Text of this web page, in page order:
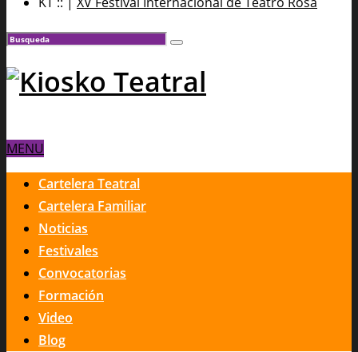
MENU
Cartelera Teatral
Cartelera Familiar
Noticias
Festivales
Convocatorias
Formación
Video
Blog